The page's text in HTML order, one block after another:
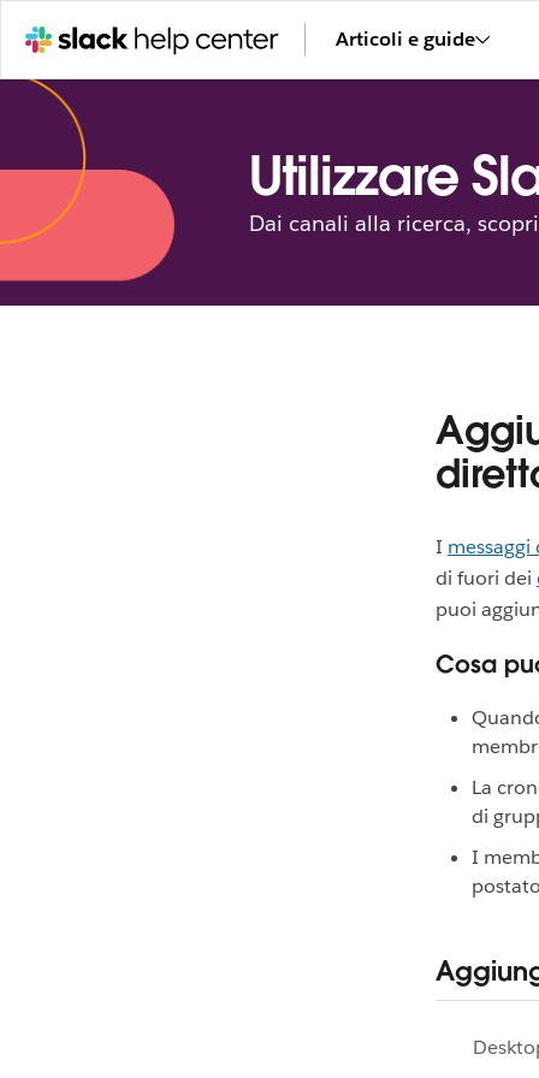
Articoli e guide
Utilizzare
Dai canali alla ricerca,
I
di fuori dei
puoi
Cosa
La
di
I